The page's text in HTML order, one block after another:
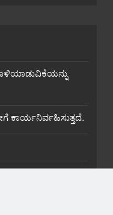
ಕಾರ್ಯನಿರ್ವಹಿಸುತ್ತದೆ.